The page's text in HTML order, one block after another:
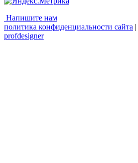
Напишите нам
политика конфиденциальности сайта |
profdesigner